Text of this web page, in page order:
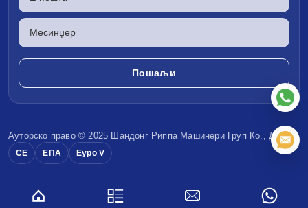
Ауторско право © 2025 Шандонг Риппа МашинериГруп Ко., ДОО
CE ЕПА Еуро V